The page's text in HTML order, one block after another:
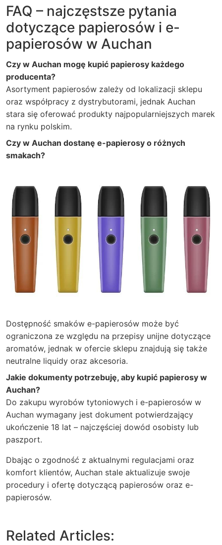
FAQ – najczęstsze pytania
dotyczące papierosów i e-
papierosów w Auchan
Czy w Auchan mogę kupić papierosy każdego
producenta?
Asortyment papierosów zależy od lokalizacji sklepu
oraz współpracy z dystrybutorami, jednak Auchan
stara się oferować produkty najpopularniejszych marek
na rynku polskim.
Czy w Auchan dostanę e-papierosy o różnych
smakach?
Dostępność smaków e-papierosów może być
ograniczona ze względu na przepisy unijne dotyczące
aromatów, jednak w ofercie sklepu znajdują się także
neutralne liquidy oraz akcesoria.
Jakie dokumenty potrzebuję, aby kupić papierosy w
Auchan?
Do zakupu wyrobów tytoniowych i e-papierosów w
Auchan wymagany jest dokument potwierdzający
ukończenie 18 lat – najczęściej dowód osobisty lub
paszport.
Dbając o zgodność z aktualnymi regulacjami oraz
komfort klientów, Auchan stale aktualizuje swoje
procedury i ofertę dotyczącą papierosów oraz e-
papierosów.
Related Articles: